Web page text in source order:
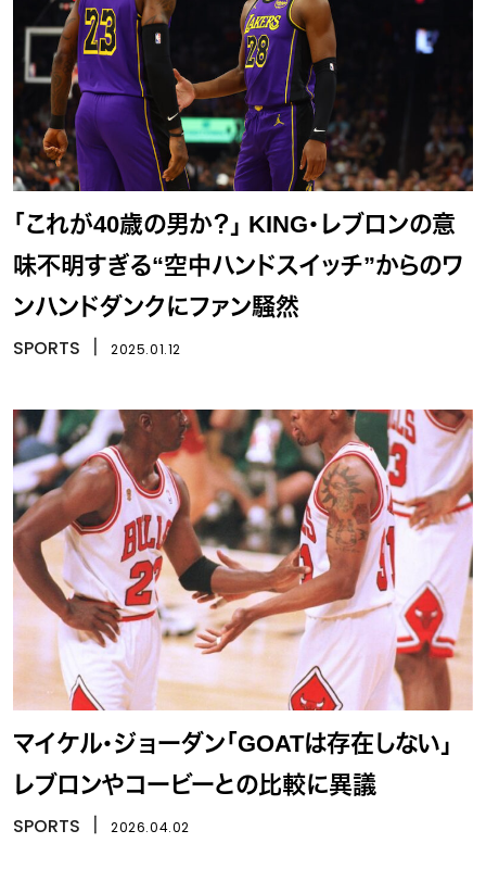
「これが40歳の男か？」 KING・レブロンの意
味不明すぎる“空中ハンドスイッチ”からのワ
ンハンドダンクにファン騒然
SPORTS 2025.01.12
マイケル・ジョーダン「GOATは存在しない」
レブロンやコービーとの比較に異議
SPORTS 2026.04.02